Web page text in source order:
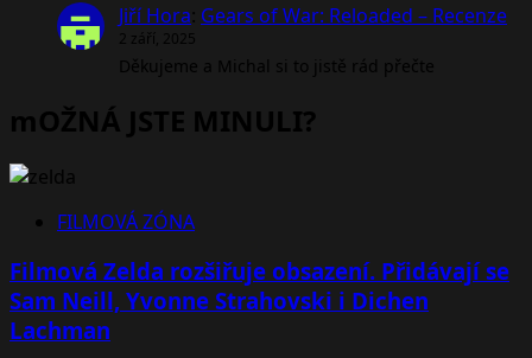
Jiří Hora: Gears of War: Reloaded – Recenze
2 září, 2025
Děkujeme a Michal si to jistě rád přečte
mOŽNÁ JSTE MINULI?
FILMOVÁ ZÓNA
Filmová Zelda rozšiřuje obsazení. Přidávají se
Sam Neill, Yvonne Strahovski i Dichen
Lachman